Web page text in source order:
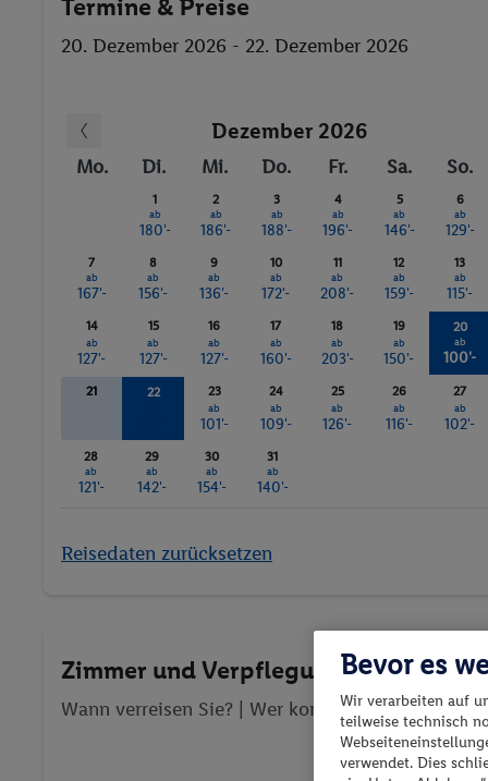
Termine & Preise
20. Dezember 2026 - 22. Dezember 2026
Dezember 2026
Mo. Di. Mi. Do. Fr. Sa. So.
1
ab
180'-
2
ab
186'-
3
ab
188'-
4
ab
196'-
5
ab
146'-
6
ab
129'-
7
ab
167'-
8
ab
156'-
9
ab
136'-
10
ab
172'-
11
ab
208'-
12
ab
159'-
13
ab
115'-
14
ab
127'-
15
ab
127'-
16
ab
127'-
17
ab
160'-
18
ab
203'-
19
ab
150'-
20
ab
100'-
21 22 23
ab
101'-
24
ab
109'-
25
ab
126'-
26
ab
116'-
27
ab
102'-
28
ab
121'-
29
ab
142'-
30
ab
154'-
31
ab
140'-
Reisedaten zurücksetzen
Zimmer und Verpflegung wählen
Wann verreisen Sie? | Wer kommt mit?| Wo geht
Bevor es
Wir verarbeiten auf
teilweise technisch
verwendet. Dies